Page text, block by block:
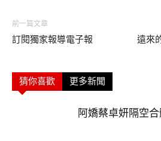
前一篇文章
訂閱獨家報導電子報 遠來
猜你喜歡 更多新聞
阿嬌蔡卓妍隔空